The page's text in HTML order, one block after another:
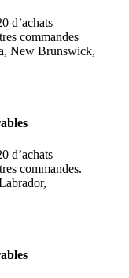
d’achats
commandes
New Brunswick,
d’achats
commandes.